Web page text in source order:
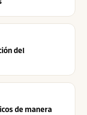
del
de manera